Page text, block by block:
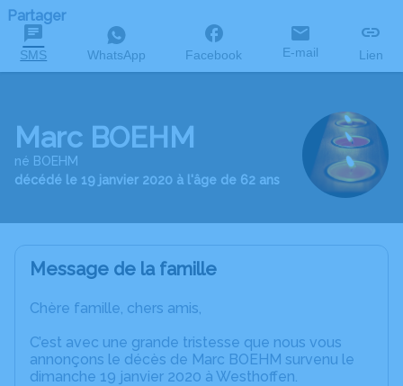
Partager
SMS WhatsApp Facebook E-mail Lien
Marc BOEHM
né BOEHM
décédé le 19 janvier 2020 à l'âge de 62 ans
Message de la famille
Chère famille, chers amis,
C’est avec une grande tristesse que nous vous
annonçons le décès de Marc BOEHM survenu le
dimanche 19 janvier 2020 à Westhoffen.